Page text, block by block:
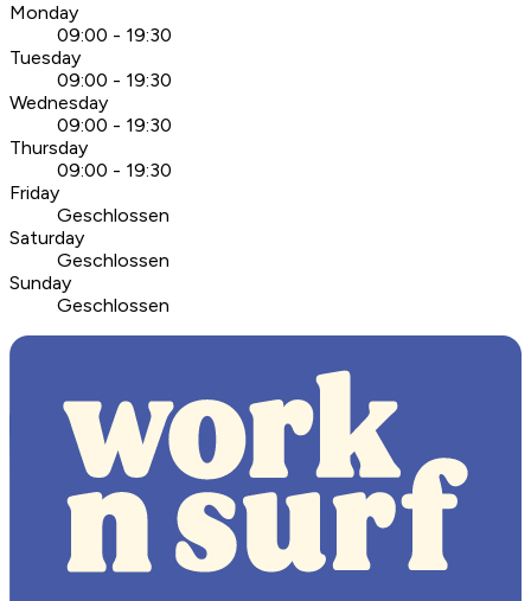
Monday
09:00 - 19:30
Tuesday
09:00 - 19:30
Wednesday
09:00 - 19:30
Thursday
09:00 - 19:30
Friday
Geschlossen
Saturday
Geschlossen
Sunday
Geschlossen